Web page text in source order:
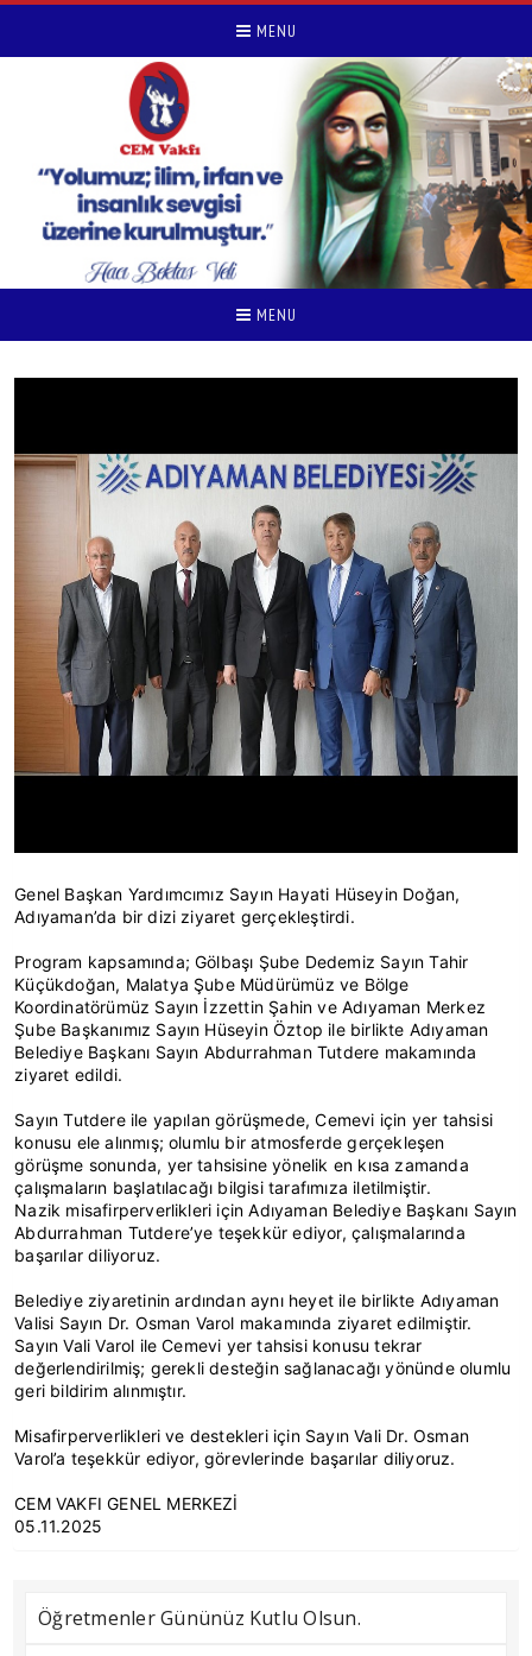
MENU
MENU
Genel Başkan Yardımcımız Sayın Hayati Hüseyin Doğan,
Adıyaman’da bir dizi ziyaret gerçekleştirdi.
Program kapsamında; Gölbaşı Şube Dedemiz Sayın Tahir
Küçükdoğan, Malatya Şube Müdürümüz ve Bölge
Koordinatörümüz Sayın İzzettin Şahin ve Adıyaman Merkez
Şube Başkanımız Sayın Hüseyin Öztop ile birlikte Adıyaman
Belediye Başkanı Sayın Abdurrahman Tutdere makamında
ziyaret edildi.
Sayın Tutdere ile yapılan görüşmede, Cemevi için yer tahsisi
konusu ele alınmış; olumlu bir atmosferde gerçekleşen
görüşme sonunda, yer tahsisine yönelik en kısa zamanda
çalışmaların başlatılacağı bilgisi tarafımıza iletilmiştir.
Nazik misafirperverlikleri için Adıyaman Belediye Başkanı Sayın
Abdurrahman Tutdere’ye teşekkür ediyor, çalışmalarında
başarılar diliyoruz.
Belediye ziyaretinin ardından aynı heyet ile birlikte Adıyaman
Valisi Sayın Dr. Osman Varol makamında ziyaret edilmiştir.
Sayın Vali Varol ile Cemevi yer tahsisi konusu tekrar
değerlendirilmiş; gerekli desteğin sağlanacağı yönünde olumlu
geri bildirim alınmıştır.
Misafirperverlikleri ve destekleri için Sayın Vali Dr. Osman
Varol’a teşekkür ediyor, görevlerinde başarılar diliyoruz.
CEM VAKFI GENEL MERKEZİ
05.11.2025
Öğretmenler Gününüz Kutlu Olsun.